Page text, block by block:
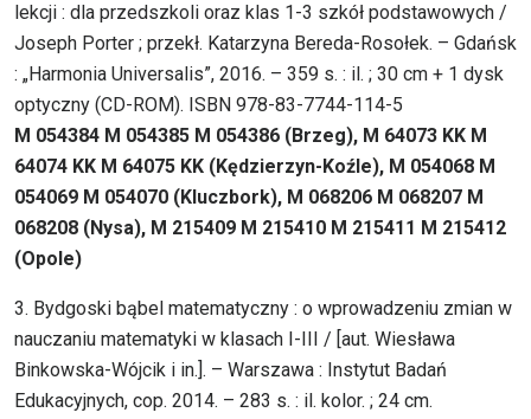
lekcji : dla przedszkoli oraz klas 1-3 szkół podstawowych /
Joseph Porter ; przekł. Katarzyna Bereda-Rosołek. – Gdańsk
: „Harmonia Universalis”, 2016. – 359 s. : il. ; 30 cm + 1 dysk
optyczny (CD-ROM). ISBN 978-83-7744-114-5
M 054384 M 054385 M 054386 (Brzeg), M 64073 KK M
64074 KK M 64075 KK (Kędzierzyn-Koźle), M 054068 M
054069 M 054070 (Kluczbork), M 068206 M 068207 M
068208 (Nysa), M 215409 M 215410 M 215411 M 215412
(Opole)
3. Bydgoski bąbel matematyczny : o wprowadzeniu zmian w
nauczaniu matematyki w klasach I-III / [aut. Wiesława
Binkowska-Wójcik i in.]. – Warszawa : Instytut Badań
Edukacyjnych, cop. 2014. – 283 s. : il. kolor. ; 24 cm.